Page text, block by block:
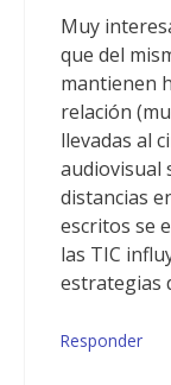
Muy
que del
mantienen
relación
llevadas al
audiovisual
distancias
escritos se
las TIC
estrategias
Responder